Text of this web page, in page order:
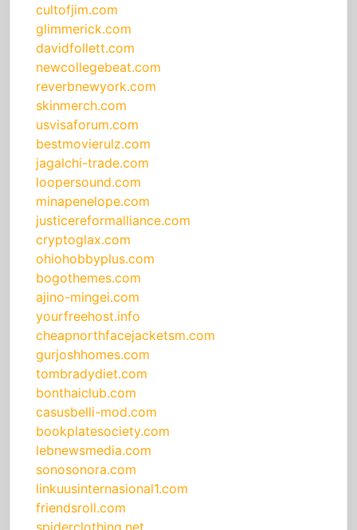
cultofjim.com
glimmerick.com
davidfollett.com
newcollegebeat.com
reverbnewyork.com
skinmerch.com
usvisaforum.com
bestmovierulz.com
jagalchi-trade.com
loopersound.com
minapenelope.com
justicereformalliance.com
cryptoglax.com
ohiohobbyplus.com
bogothemes.com
ajino-mingei.com
yourfreehost.info
cheapnorthfacejacketsm.com
gurjoshhomes.com
tombradydiet.com
bonthaiclub.com
casusbelli-mod.com
bookplatesociety.com
lebnewsmedia.com
sonosonora.com
linkuusinternasional1.com
friendsroll.com